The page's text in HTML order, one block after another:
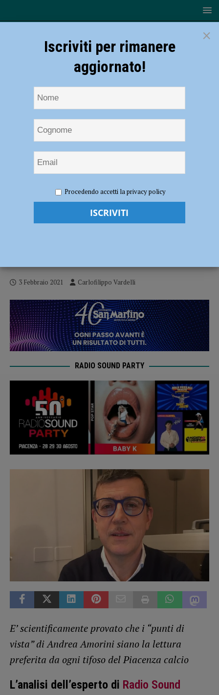
vista: “Ossigeno puro”. L’analisi di Andrea Amorini dopo Livorno-
Piacenza – AUDIO
Punti di vista: “Ossigeno puro”. L’analisi
3 Febbraio 2021 Carlofilippo Vardelli
RADIO SOUND PARTY
E’ scientificamente provato che i “punti di
vista” di Andrea Amorini siano la lettura
preferita da ogni tifoso del Piacenza calcio
L’analisi dell’esperto di Radio Sound
×
Iscriviti per rimanere
aggiornato!
Procedendo accetti la privacy policy